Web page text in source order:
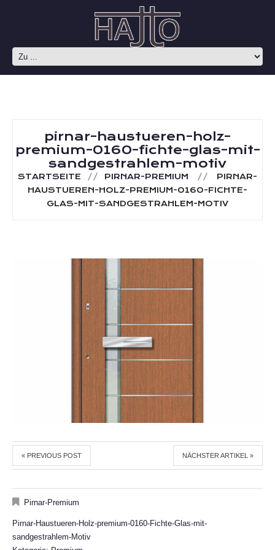
pirnar-haustueren-holz-
premium-0160-fichte-glas-mit-
sandgestrahlem-motiv
STARTSEITE PIRNAR-PREMIUM
PIRNAR-
HAUSTUEREN-HOLZ-PREMIUM-0160-FICHTE-
GLAS-MIT-SANDGESTRAHLEM-MOTIV
« PREVIOUS POST NÄCHSTER ARTIKEL »
Pirnar-Premium
Pirnar-Haustueren-Holz-premium-0160-Fichte-Glas-mit-
sandgestrahlem-Motiv